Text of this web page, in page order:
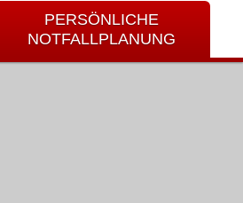
PERSÖNLICHE
NOTFALLPLANUNG